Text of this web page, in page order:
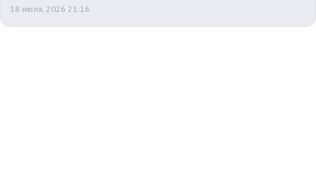
18 июля, 2026 21:16